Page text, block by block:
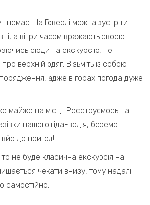
немає. На Говерлі можна зустріти
а вітри часом вражають своєю
сюди на екскурсію, не
верхній одяг. Візьміть із собою
адже в горах погода дуже
майже на місці. Реєструємось на
нашого гіда-водія, беремо
вйо до пригод!
не буде класична екскурсія на
чекати внизу, тому надалі
самостійно.